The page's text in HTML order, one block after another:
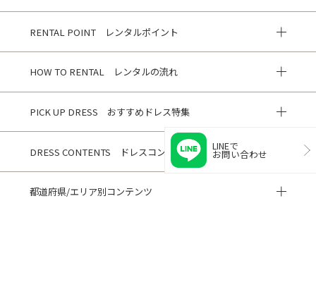
RENTAL POINT レンタルポイント
HOW TO RENTAL レンタルの流れ
PICK UP DRESS おすすめドレス特集
DRESS CONTENTS ドレスコンテンツ
都道府県/エリア別コンテンツ
LINEで
お問い合わせ